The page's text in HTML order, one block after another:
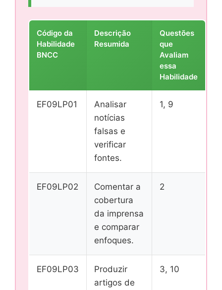
Código da
Habilidade
BNCC
Descrição
Resumida
Questões
que
Avaliam
essa
Habilidade
EF09LP01
Analisar
notícias
falsas e
verificar
fontes.
1, 9
EF09LP02
Comentar a
cobertura
da imprensa
e comparar
enfoques.
2
EF09LP03
Produzir
artigos de
3, 10